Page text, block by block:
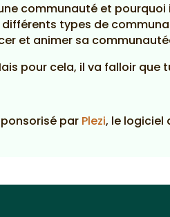
communauté et pourquoi
types de
et animer sa
pour cela, il va falloir que
par Plezi, le logiciel